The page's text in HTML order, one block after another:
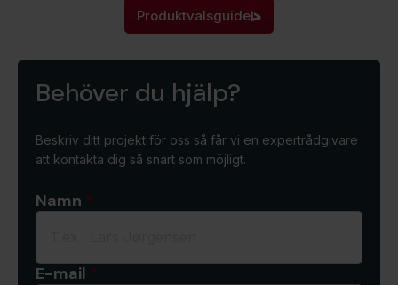
Produktvalsguide
Behöver du hjälp?
Beskriv ditt projekt för oss så får vi en expertrådgivare
att kontakta dig så snart som möjligt.
Namn *
E-mail *